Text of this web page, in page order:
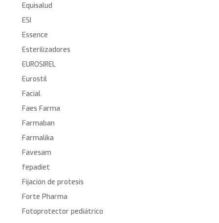
Equisalud
ESI
Essence
Esterilizadores
EUROSIREL
Eurostil
Facial
Faes Farma
Farmaban
Farmalika
Favesam
fepadiet
Fijación de protesis
Forte Pharma
Fotoprotector pediátrico